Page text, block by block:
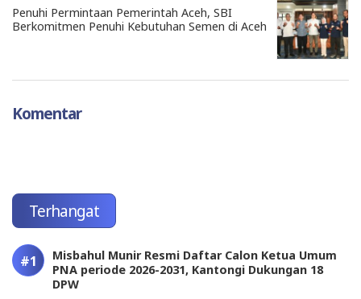
Penuhi Permintaan Pemerintah Aceh, SBI
Berkomitmen Penuhi Kebutuhan Semen di Aceh
Komentar
Terhangat
Misbahul Munir Resmi Daftar Calon Ketua Umum
PNA periode 2026-2031, Kantongi Dukungan 18
DPW